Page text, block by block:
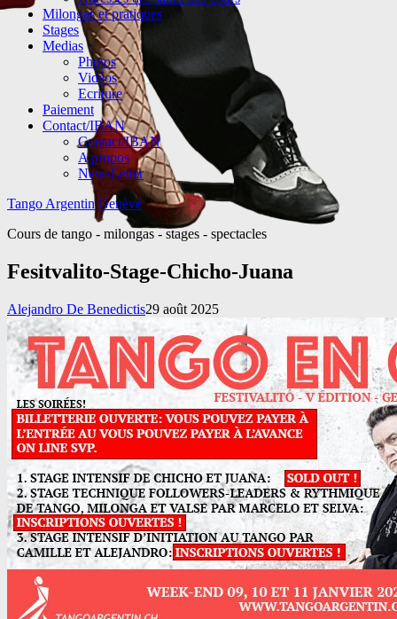
Milongas et pratiques
Stages
Medias
Photos
Vidéos
Ecriture
Paiement
Contact/IBAN
Contact/IBAN
A propos
NewsLetter
Tango Argentin Genève
Cours de tango - milongas - stages - spectacles
Fesitvalito-Stage-Chicho-Juana
Alejandro De Benedictis29 août 2025